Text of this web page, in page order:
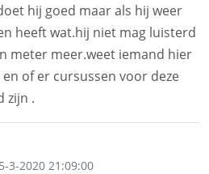
hij goed maar als hij weer
heeft wat.hij niet mag luisterd
meter meer.weet iemand hier
of er cursussen voor deze
zijn .
3-2020 21:09:00